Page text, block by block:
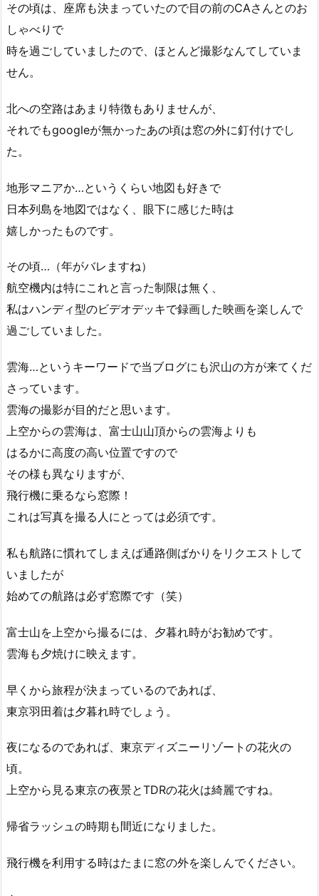
その頃は、座席も決まっていたので目の前のCAさんとのお
しゃべりで
時を過ごしていましたので、ほとんど撮影なんてしていま
せん。
北への空路はあまり特徴もありませんが、
それでもgoogleが無かったあの頃は窓の外に釘付けでし
た。
地形マニアか…というくらい地図も好きで
日本列島を地図ではなく、眼下に感じた時は
嬉しかったものです。
その頃…（年がバレますね）
航空機内は特にこれと言った制限は無く、
私はハンディ型のビデオデッキで録画した映画を楽しんで
過ごしていました。
雲海…というキーワードで当ブログにも沢山の方が来てくだ
さっています。
雲海の撮影が目的だと思います。
上空からの雲海は、富士山山頂からの雲海よりも
はるかに高度の高い位置ですので
その様も異なりますが、
飛行機に乗るなら窓際！
これは写真を撮る人にとっては必須です。
私も航路に慣れてしまえば通路側ばかりをリクエストして
いましたが
始めての航路は必ず窓際です（笑）
富士山を上空から撮るには、夕暮れ時がお勧めです。
雲海も夕焼けに映えます。
早くから旅程が決まっているのであれば、
東京羽田着は夕暮れ時でしょう。
夜になるのであれば、東京ディズニーリゾートの花火の
頃。
上空から見る東京の夜景とTDRの花火は綺麗ですね。
帰省ラッシュの時期も間近になりました。
飛行機を利用する時はたまに窓の外を楽しんでください。